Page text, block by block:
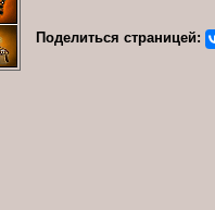
Поделиться страницей: